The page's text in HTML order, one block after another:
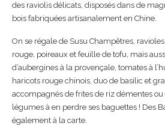
des raviolis délicats, disposés dans de
bois fabriquées artisanalement en Chine.
On se régale de Susu Champêtres,
rouge, poireaux et feuille de tofu, mais
d’aubergines à la provençale, tomates à
haricots rouge chinois, duo de basilic et
accompagnés de frites de riz démentes ou
légumes à en perdre ses baguettes ! Des
également à la carte.